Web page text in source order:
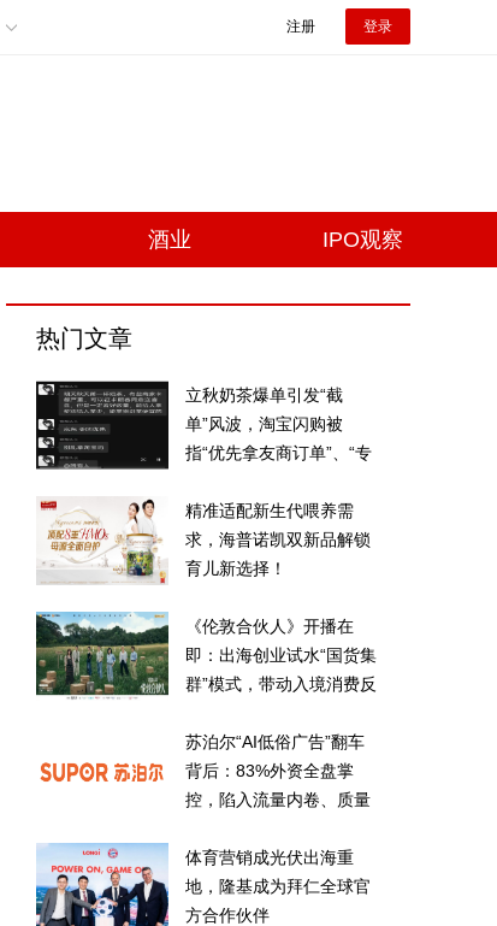
注册 登录
酒业 IPO观察
热门文章
立秋奶茶爆单引发“截
单”风波，淘宝闪购被
指“优先拿友商订单”、“专
精准适配新生代喂养需
求，海普诺凯双新品解锁
育儿新选择！
《伦敦合伙人》开播在
即：出海创业试水“国货集
群”模式，带动入境消费反
苏泊尔“AI低俗广告”翻车
背后：83%外资全盘掌
控，陷入流量内卷、质量
体育营销成光伏出海重
地，隆基成为拜仁全球官
方合作伙伴